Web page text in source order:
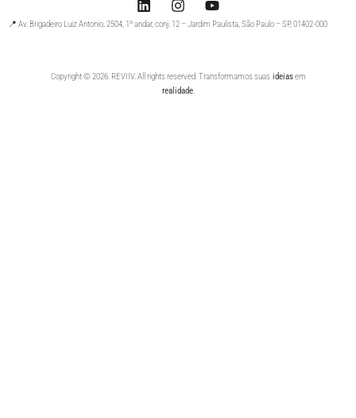
📍 Av. Brigadeiro Luiz Antonio, 2504, 1º andar, conj. 12 – Jardim Paulista, São Paulo – SP, 01402-000
Copyright © 2026. REVIIV. All rights reserved. Transformamos suasideiasem
realidade.